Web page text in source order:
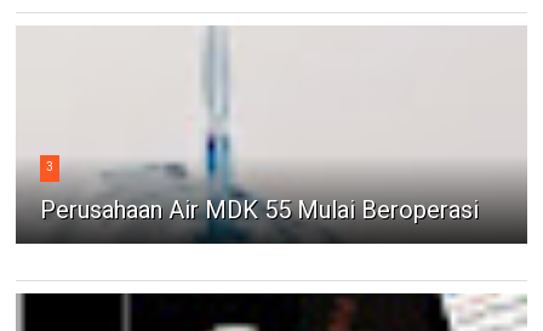
3
Perusahaan Air MDK 55 Mulai Beroperasi